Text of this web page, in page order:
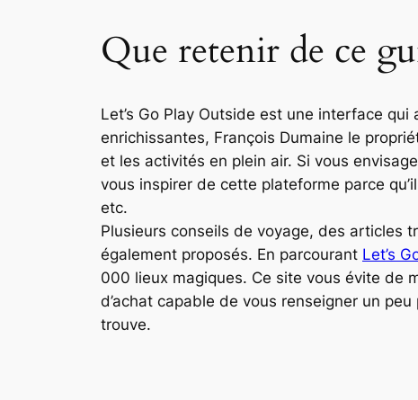
Que retenir de ce
Let’s Go Play Outside est une interface
enrichissantes, François Dumaine le
et les activités en plein air. Si vous
vous inspirer de cette plateforme parce
etc.
Plusieurs conseils de voyage, des articles
également proposés. En parcourant Let’s
000 lieux magiques. Ce site vous évite de
d’achat capable de vous renseigner un
trouve.